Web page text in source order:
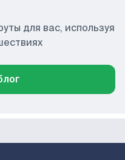
для вас, используя